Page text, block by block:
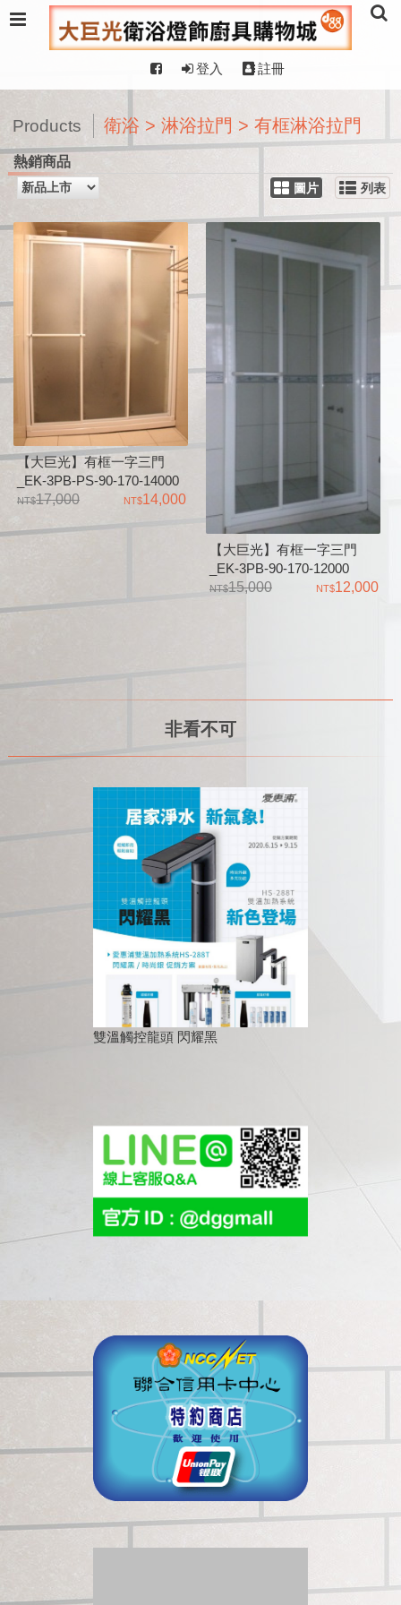
登入 註冊
Products 衛浴 > 淋浴拉門 > 有框淋浴拉門
熱銷商品
圖片 列表
【大巨光】有框一字三門
_EK-3PB-PS-90-170-14000
17,000
14,000
【大巨光】有框一字三門
_EK-3PB-90-170-12000
15,000
12,000
非看不可
雙溫觸控龍頭 閃耀黑